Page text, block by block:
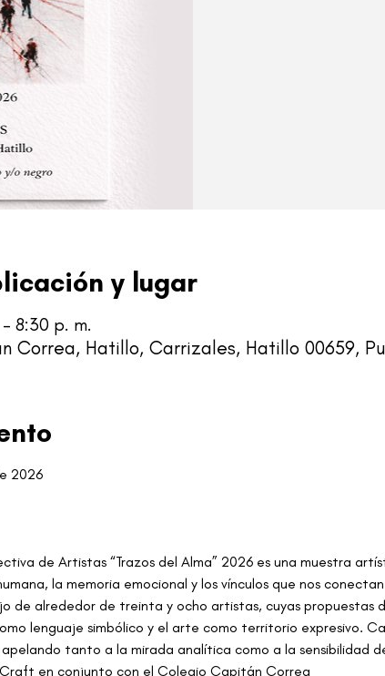
y lugar
8:30 p. m.
Correa, Hatillo, Carrizales, Hatillo 00659,
2026
de Artistas “Trazos del Alma” 2026 es una muestra
la memoria emocional y los vínculos que nos
de alrededor de treinta y ocho artistas, cuyas propuestas
lenguaje simbólico y el arte como territorio expresivo.
tanto a la mirada analítica como a la sensibilidad
en conjunto con el Colegio Capitán Correa